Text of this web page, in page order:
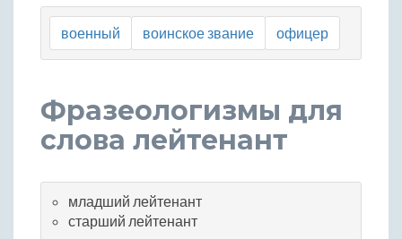
военный воинское звание офицер
Фразеологизмы для
слова лейтенант
младший лейтенант
старший лейтенант